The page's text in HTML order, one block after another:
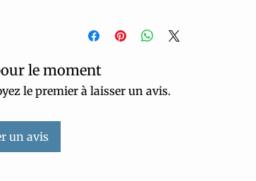
le moment
le premier à laisser un avis.
un avis